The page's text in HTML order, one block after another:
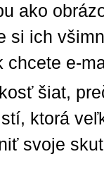
ako
si ich
chcete e-
šiat,
ktorá
svoje